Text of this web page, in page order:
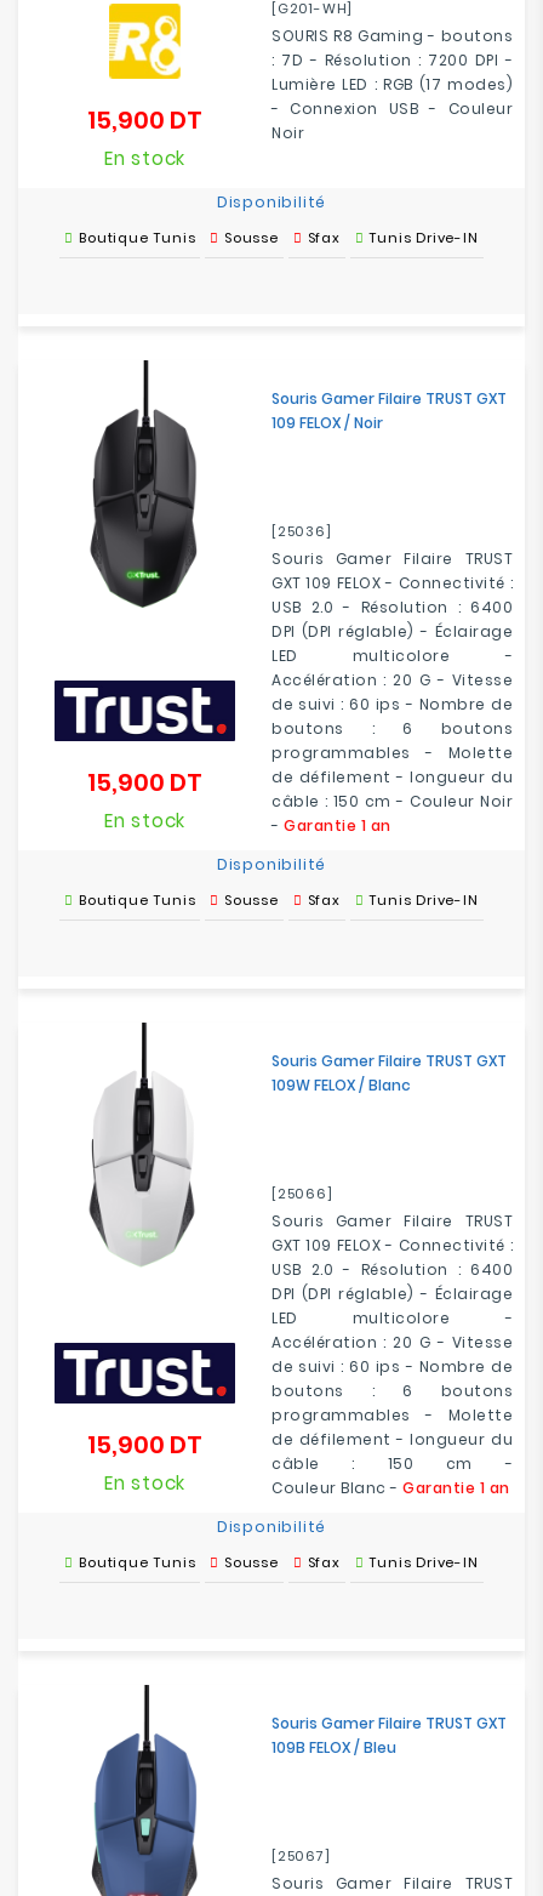
[G201-WH]
SOURIS R8 Gaming - boutons
: 7D - Résolution : 7200 DPI -
Lumière LED : RGB (17 modes)
- Connexion USB - Couleur
Noir
15,900 DT
En stock
Disponibilité
Boutique Tunis Sousse Sfax Tunis Drive-IN
Souris Gamer Filaire TRUST GXT
109 FELOX / Noir
[25036]
Souris Gamer Filaire TRUST
GXT 109 FELOX - Connectivité :
USB 2.0 - Résolution : 6400
DPI (DPI réglable) - Éclairage
LED multicolore -
Accélération : 20 G - Vitesse
de suivi : 60 ips - Nombre de
boutons : 6 boutons
programmables - Molette
de défilement - longueur du
câble : 150 cm - Couleur Noir
- Garantie 1 an
15,900 DT
En stock
Disponibilité
Boutique Tunis Sousse Sfax Tunis Drive-IN
Souris Gamer Filaire TRUST GXT
109W FELOX / Blanc
[25066]
Souris Gamer Filaire TRUST
GXT 109 FELOX - Connectivité :
USB 2.0 - Résolution : 6400
DPI (DPI réglable) - Éclairage
LED multicolore -
Accélération : 20 G - Vitesse
de suivi : 60 ips - Nombre de
boutons : 6 boutons
programmables - Molette
de défilement - longueur du
câble : 150 cm -
Couleur Blanc - Garantie 1 an
15,900 DT
En stock
Disponibilité
Boutique Tunis Sousse Sfax Tunis Drive-IN
Souris Gamer Filaire TRUST GXT
109B FELOX / Bleu
[25067]
Souris Gamer Filaire TRUST